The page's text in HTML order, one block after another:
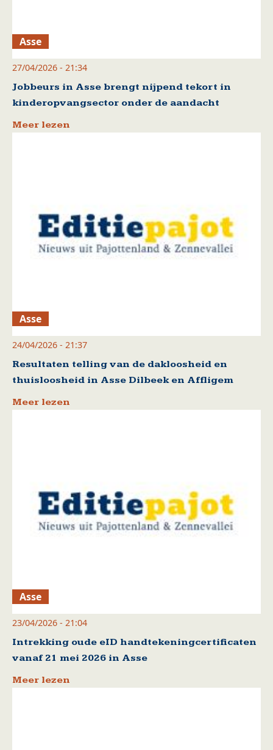
Asse
27/04/2026 - 21:34
Jobbeurs in Asse brengt nijpend tekort in
kinderopvangsector onder de aandacht
Meer lezen
Asse
24/04/2026 - 21:37
Resultaten telling van de dakloosheid en
thuisloosheid in Asse Dilbeek en Affligem
Meer lezen
Asse
23/04/2026 - 21:04
Intrekking oude eID handtekeningcertificaten
vanaf 21 mei 2026 in Asse
Meer lezen